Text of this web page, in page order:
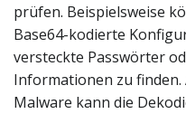
prüfen. Beispielsweise
Base64-kodierte
versteckte Passwörter
Informationen zu finden.
Malware kann die